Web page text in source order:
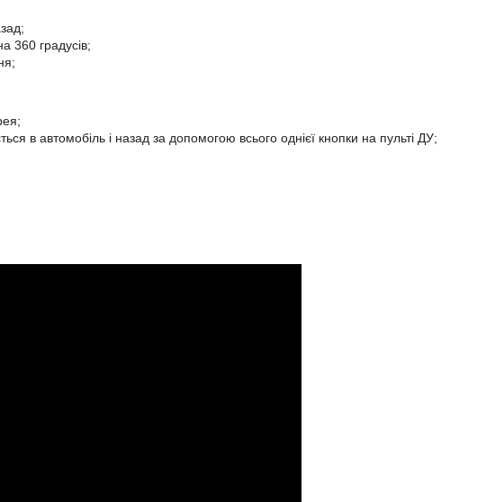
360 градусів;
в автомобіль і назад за допомогою всього однієї кнопки на пульті ДУ;